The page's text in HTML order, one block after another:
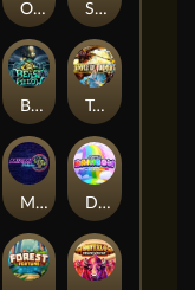
Orb of Destiny Stack'em
Beast Below Temple of Torment
Miami Multiplier Double Rainbow